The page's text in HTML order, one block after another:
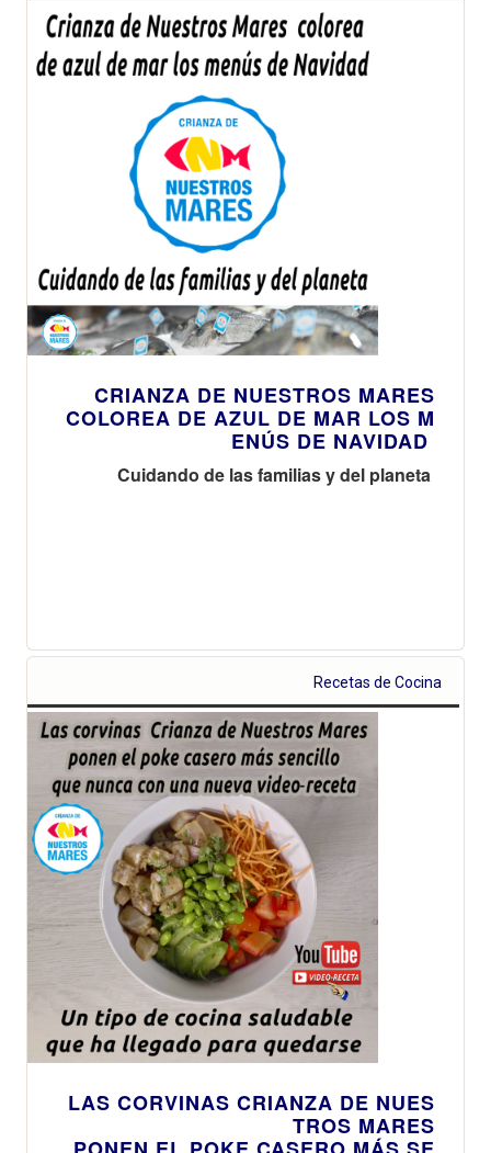
CRIANZA DE NUESTROS MARES
COLOREA DE AZUL DE MAR LOS M
ENÚS DE NAVIDAD
Cuidando de las familias y del planeta
Recetas de Cocina
LAS CORVINAS CRIANZA DE NUES
TROS MARES